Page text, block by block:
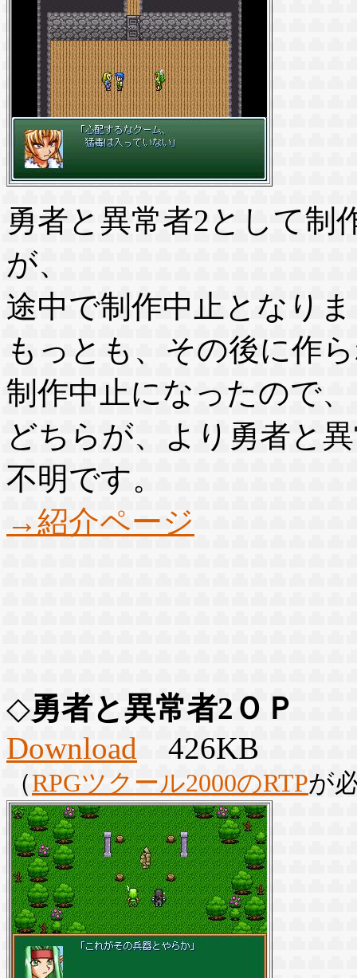
勇者と異常者2として制
が、
途中で制作中止となり
もっとも、その後に作
制作中止になったので、
どちらが、より勇者と
不明です。
→紹介ページ
◇勇者と異常者2ＯＰ
Download 426KB
（RPGツクール2000のRTPが